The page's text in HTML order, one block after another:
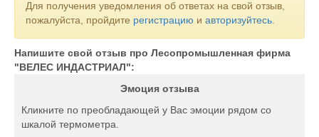
Для получения уведомления об ответах на свой отзыв,
пожалуйста, пройдите регистрацию и авторизуйтесь
Напишите свой отзыв про Лесопромышленная фирма
"ВЕЛЕС ИНДАСТРИАЛ":
Эмоция отзыва
Кликните по преобладающей у Вас эмоции рядом со
шкалой термометра.